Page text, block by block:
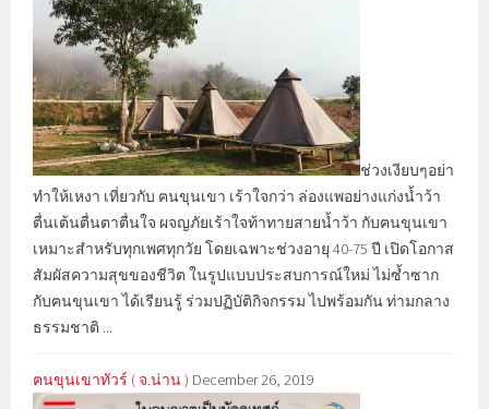
ช่วงเงียบๆอย่า
ทำให้เหงา เที่ยวกับ ฅนขุนเขา เร้าใจกว่า ล่องแพอย่างแก่งน้ำว้า
ตื่นเต้นตื่นตาตื่นใจ ผจญภัยเร้าใจท้าทายสายน้ำว้า กับฅนขุนเขา
เหมาะสำหรับทุกเพศทุกวัย โดยเฉพาะช่วงอายุ 40-75 ปี เปิดโอกาส
สัมผัสความสุขของชีวิต ในรูปแบบประสบการณ์ใหม่ ไม่ซ้ำซาก
กับฅนขุนเขา ได้เรียนรู้ ร่วมปฏิบัติกิจกรรม ไปพร้อมกัน ท่ามกลาง
ธรรมชาติ ...
ฅนขุนเขาทัวร์ ( จ.น่าน ) December 26, 2019